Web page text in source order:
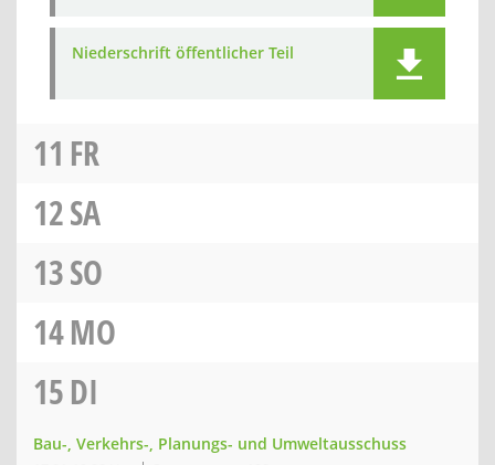
Niederschrift öffentlicher Teil
11 FR
12SA
13SO
14MO
15DI
Bau-, Verkehrs-, Planungs- und Umweltausschuss